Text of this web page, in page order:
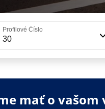
Profilové Číslo
30
mať o